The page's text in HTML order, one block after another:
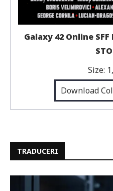
Galaxy 42 Online SFF
Size:
Download
TRADUCERI